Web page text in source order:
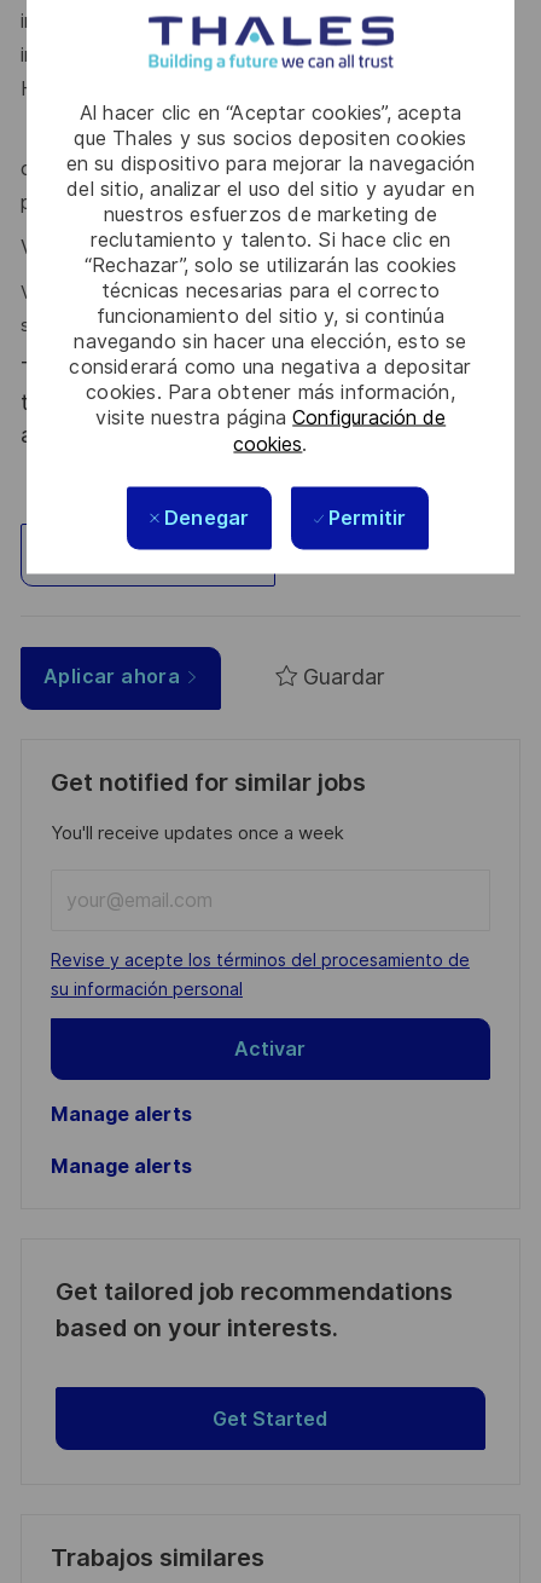
Al hacer clic en “Aceptar cookies”, acepta
que Thales y sus socios depositen cookies
en su dispositivo para mejorar la navegación
del sitio, analizar el uso del sitio y ayudar en
nuestros esfuerzos de marketing de
reclutamiento y talento. Si hace clic en
“Rechazar”, solo se utilizarán las cookies
técnicas necesarias para el correcto
funcionamiento del sitio y, si continúa
navegando sin hacer una elección, esto se
considerará como una negativa a depositar
cookies. Para obtener más información,
visite nuestra páginaConfiguración de
cookies.
Denegar Permitir
instrumentation…), métrologie et en
intégration/validation de logiciel sur des cibles
Hardware.
Vous savez mobiliser une équipe et développer la
coopération grâce à votre force de conviction et de
persuasion.
Vous avez le sens du service du client.
Vous êtes reconnu pour votre capacité d'analyse, esprit de
synthèse et rigueur.
Thales, entreprise Handi-Engagée, reconnait
tous les talents. La diversité est notre meilleur
atout. Postulez et rejoignez nous !
Explorar ubicación
Aplicar ahora Guardar
Get notified for similar jobs
You'll receive updates once a week
Email
address
(Required)
Required
Revise y acepte los términos del procesamiento de
su información personal
Activar
Manage alerts
Manage alerts
Get tailored job recommendations
based on your interests.
Get Started
Trabajos similares